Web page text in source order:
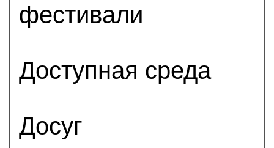
фестивали
Доступная среда
Досуг